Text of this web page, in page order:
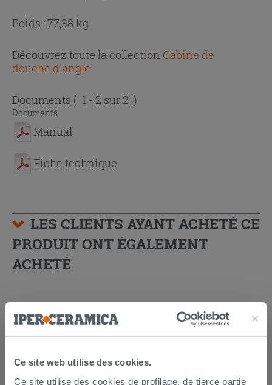
Ce site web utilise des cookies.
Ce site utilise des cookies de profilage, de tierce partie
Poids : 77,38 kg
Découvrez toute la collection Cabine de
douche d'angle
Documents ( 1 - 2 sur 2 )
Documents
Manual
Fiche technique
LES CLIENTS AYANT ACHETÉ CE
PRODUIT ONT ÉGALEMENT
ACHETÉ